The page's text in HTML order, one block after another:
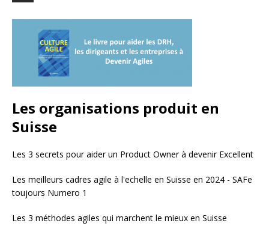
Les organisations produit en
Suisse
Les 3 secrets pour aider un Product Owner à devenir Excellent
Les meilleurs cadres agile à l'echelle en Suisse en 2024 - SAFe
toujours Numero 1
Les 3 méthodes agiles qui marchent le mieux en Suisse